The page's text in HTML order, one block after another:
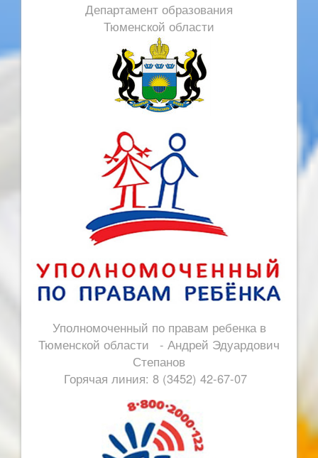
Департамент образования
Тюменской области
Уполномоченный по правам ребенка в
Тюменской области - Андрей Эдуардович
Степанов
Горячая линия: 8 (3452) 42-67-07